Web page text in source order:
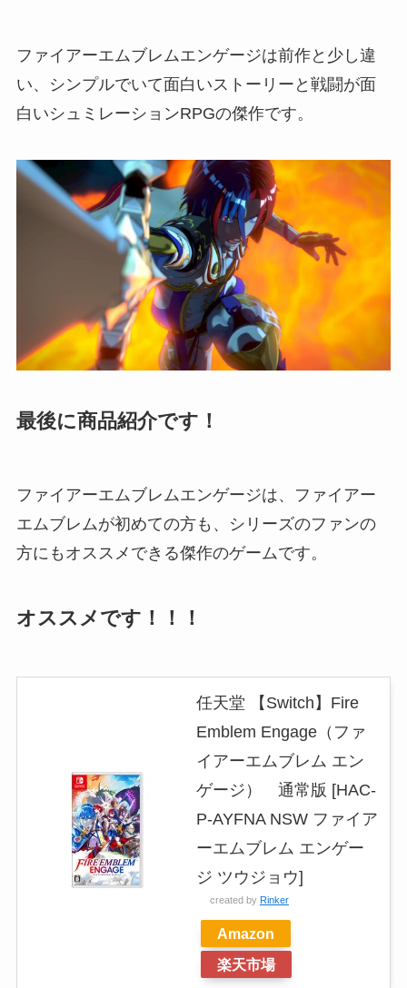
ファイアーエムブレムエンゲージは前作と少し違
い、シンプルでいて面白いストーリーと戦闘が面
白いシュミレーションRPGの傑作です。
最後に商品紹介です！
ファイアーエムブレムエンゲージは、ファイアー
エムブレムが初めての方も、シリーズのファンの
方にもオススメできる傑作のゲームです。
オススメです！！！
任天堂 【Switch】Fire
Emblem Engage（ファ
イアーエムブレム エン
ゲージ） 通常版 [HAC-
P-AYFNA NSW ファイア
ーエムブレム エンゲー
ジ ツウジョウ]
created by Rinker
Amazon
楽天市場